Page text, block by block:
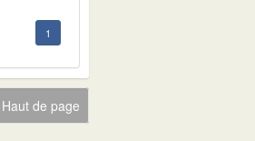
1
Haut de page